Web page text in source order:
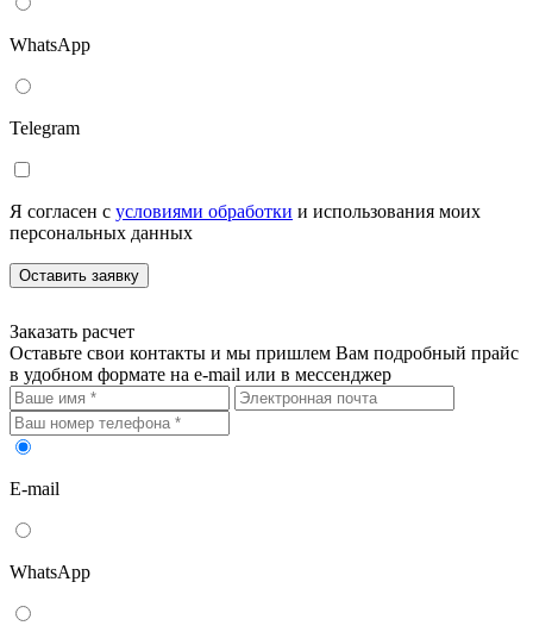
WhatsApp
Telegram
Я согласен с условиями обработки и использования моих
персональных данных
Оставить заявку
Заказать расчет
Оставьте свои контакты и мы пришлем Вам подробный прайс
в удобном формате на e-mail или в мессенджер
E-mail
WhatsApp